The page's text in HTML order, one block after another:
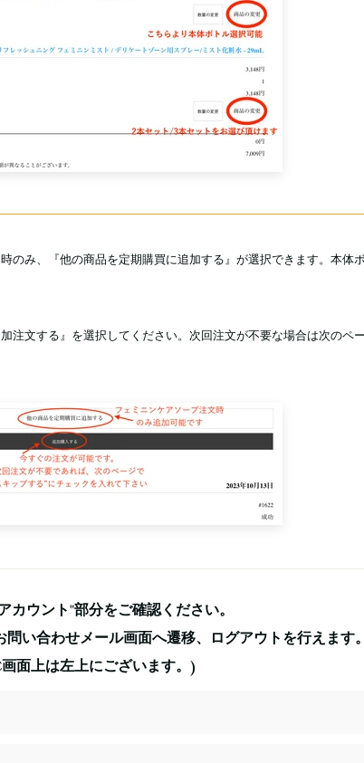
のみ、『他の商品を定期購買に追加する』が選択できます。本体
注文する』を選択してください。次回注文が不要な場合は次のペ
カウント"部分をご確認ください。
い合わせメール画面へ遷移、ログアウトを行えます。
面上は左上にございます。)